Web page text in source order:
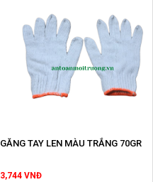
GĂNG TAY LEN MÀU TRẮNG 70GR
3,744 VNĐ